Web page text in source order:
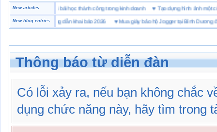
New articles
biệt” của Microsoft ♥4 bài học thành công trong kinh doanh♥Tạo dựng hình ảnh
New blog entries
quan là gì? Hướng dẫn khai báo 2026♥ Mua giày bảo hộ Jogger tại Bình Dương ở
Thông báo từ diễn đàn
Có lỗi xảy ra, nếu bạn không chắc
dụng chức năng này, hãy tìm trong